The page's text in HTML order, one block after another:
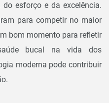
esforço e da excelência.
para competir no maior
bom momento para refletir
bucal na vida dos
moderna pode contribuir